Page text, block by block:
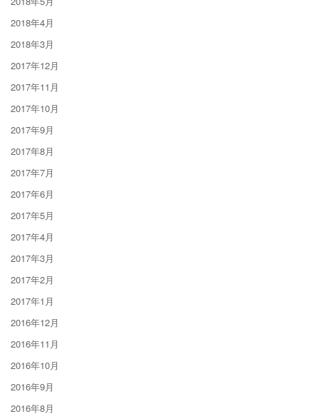
2018年4月
2018年3月
2017年12月
2017年11月
2017年10月
2017年9月
2017年8月
2017年7月
2017年6月
2017年5月
2017年4月
2017年3月
2017年2月
2017年1月
2016年12月
2016年11月
2016年10月
2016年9月
2016年8月